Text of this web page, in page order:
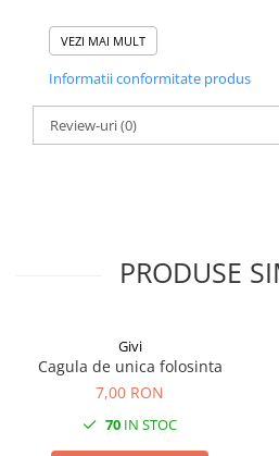
VEZI MAI MULT
Informatii conformitate produs
Review-uri(0)
PRODUSE
Givi
Cagula de unica folosinta
7,00 RON
70 IN STOC